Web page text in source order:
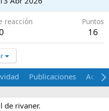
reacción Puntos
16
Publicaciones Acerca
de rivaner.